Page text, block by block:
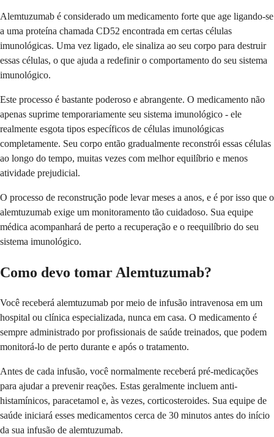
Alemtuzumab é considerado um medicamento forte que age ligando-se
a uma proteína chamada CD52 encontrada em certas células
imunológicas. Uma vez ligado, ele sinaliza ao seu corpo para destruir
essas células, o que ajuda a redefinir o comportamento do seu sistema
imunológico.
Este processo é bastante poderoso e abrangente. O medicamento não
apenas suprime temporariamente seu sistema imunológico - ele
realmente esgota tipos específicos de células imunológicas
completamente. Seu corpo então gradualmente reconstrói essas células
ao longo do tempo, muitas vezes com melhor equilíbrio e menos
atividade prejudicial.
O processo de reconstrução pode levar meses a anos, e é por isso que o
alemtuzumab exige um monitoramento tão cuidadoso. Sua equipe
médica acompanhará de perto a recuperação e o reequilíbrio do seu
sistema imunológico.
Como devo tomar Alemtuzumab?
Você receberá alemtuzumab por meio de infusão intravenosa em um
hospital ou clínica especializada, nunca em casa. O medicamento é
sempre administrado por profissionais de saúde treinados, que podem
monitorá-lo de perto durante e após o tratamento.
Antes de cada infusão, você normalmente receberá pré-medicações
para ajudar a prevenir reações. Estas geralmente incluem anti-
histamínicos, paracetamol e, às vezes, corticosteroides. Sua equipe de
saúde iniciará esses medicamentos cerca de 30 minutos antes do início
da sua infusão de alemtuzumab.